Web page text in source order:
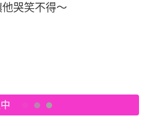
哭笑不得～